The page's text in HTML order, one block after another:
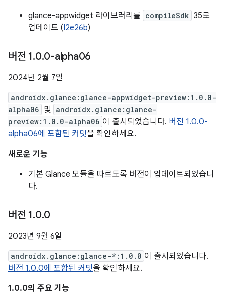
glance-appwidget 라이브러리를 compileSdk 35로
업데이트 (I2e26b)
버전 1.0.0-alpha06
2024년 2월 7일
androidx.glance:glance-appwidget-preview:1.0.0-
alpha06 및 androidx.glance:glance-
preview:1.0.0-alpha06 이 출시되었습니다. 버전 1.0.0-
alpha06에 포함된 커밋을 확인하세요.
새로운 기능
기본 Glance 모듈을 따르도록 버전이 업데이트되었습니
다.
버전 1.0.0
2023년 9월 6일
androidx.glance:glance-*:1.0.0 이 출시되었습니다.
버전 1.0.0에 포함된 커밋을 확인하세요.
1.0.0의 주요 기능